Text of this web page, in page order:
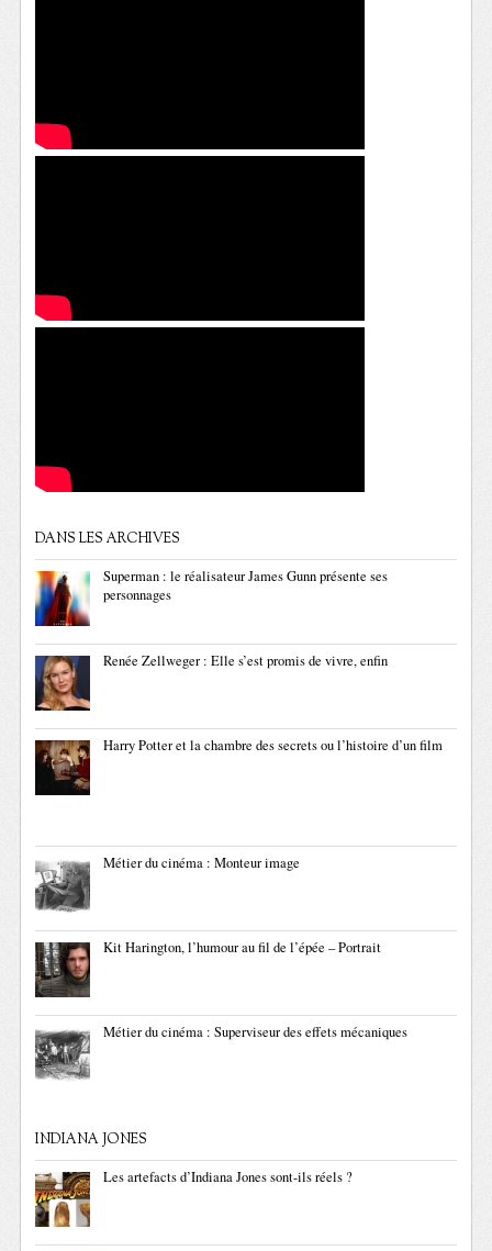
DANS LES ARCHIVES
Superman : le réalisateur James Gunn présente ses
personnages
Renée Zellweger : Elle s’est promis de vivre, enfin
Harry Potter et la chambre des secrets ou l’histoire d’un film
Métier du cinéma : Monteur image
Kit Harington, l’humour au fil de l’épée – Portrait
Métier du cinéma : Superviseur des effets mécaniques
INDIANA JONES
Les artefacts d’Indiana Jones sont-ils réels ?